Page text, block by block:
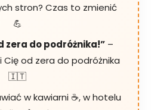
stron? Czas to zmienić
💪
zera do podróżnika!”–
Cię od zera do podróżnika
🇮🇹
w kawiarni ☕️, w hotelu